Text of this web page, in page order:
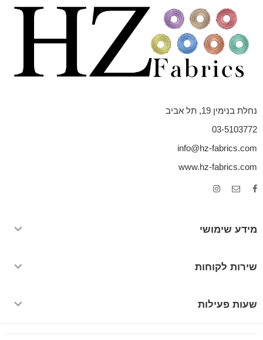
נחלת בנימין 19, תל אביב
03-5103772
info@hz-fabrics.com
www.hz-fabrics.com
מידע שימושי
שירות לקוחות
שעות פעילות